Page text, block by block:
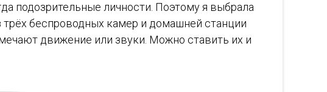
подозрительные личности. Поэтому я выбрала
трёх беспроводных камер и домашней станции
движение или звуки. Можно ставить их и